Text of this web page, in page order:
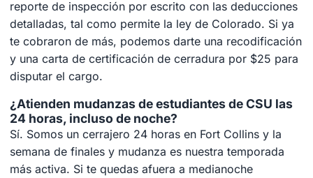
reporte de inspección por escrito con las deducciones
detalladas, tal como permite la ley de Colorado. Si ya
te cobraron de más, podemos darte una recodificación
y una carta de certificación de cerradura por $25 para
disputar el cargo.
¿Atienden mudanzas de estudiantes de CSU las
24 horas, incluso de noche?
Sí. Somos un cerrajero 24 horas en Fort Collins y la
semana de finales y mudanza es nuestra temporada
más activa. Si te quedas afuera a medianoche